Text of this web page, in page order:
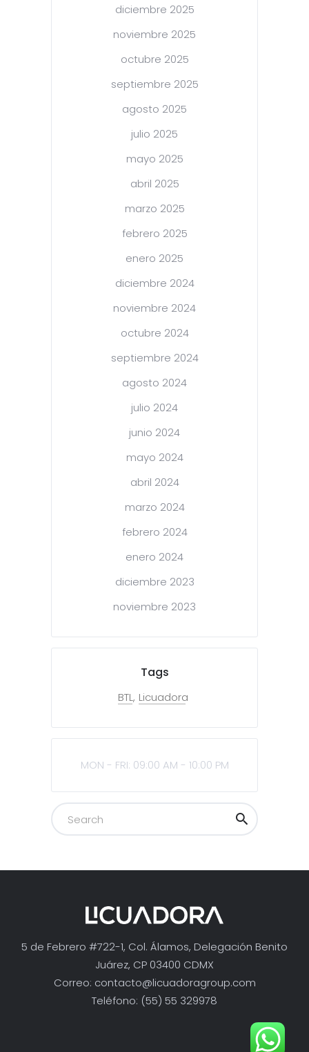
diciembre 2025
noviembre 2025
octubre 2025
septiembre 2025
agosto 2025
julio 2025
mayo 2025
abril 2025
marzo 2025
febrero 2025
enero 2025
diciembre 2024
noviembre 2024
octubre 2024
septiembre 2024
agosto 2024
julio 2024
junio 2024
mayo 2024
abril 2024
marzo 2024
febrero 2024
enero 2024
diciembre 2023
noviembre 2023
Tags
BTL Licuadora
MON - FRI: 09:00 AM - 10:00 PM
5 de Febrero #722-1, Col. Álamos, Delegación Benito
Juárez, CP 03400 CDMX
Correo: contacto@licuadoragroup.com
Teléfono: (55) 55 329978